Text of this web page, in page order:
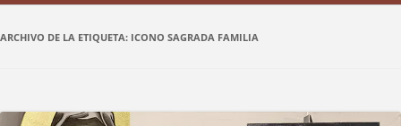
ARCHIVO DE LA ETIQUETA: ICONO SAGRADA FAMILIA